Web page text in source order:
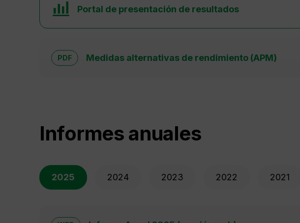
Portal de presentación de resultados
PDF Medidas alternativas de rendimiento (APM)
Informes anuales
2025 2024 2023 2022 2021